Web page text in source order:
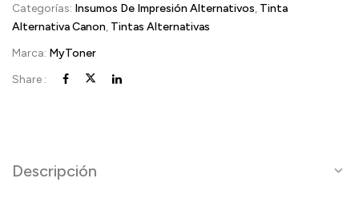
Categorías: Insumos De Impresión Alternativos, Tinta
Alternativa Canon, Tintas Alternativas
Marca: MyToner
Share :
Descripción